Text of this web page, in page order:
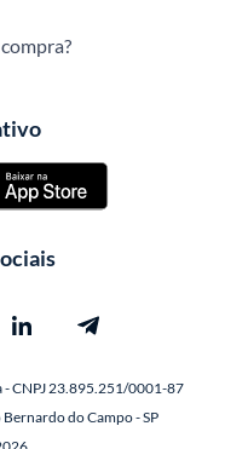
- CNPJ 23.895.251/0001-87
Bernardo do Campo - SP